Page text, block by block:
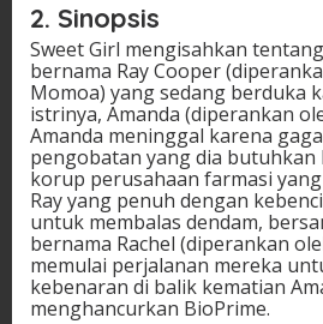
2. Sinopsis
Sweet Girl mengisahkan
bernama Ray Cooper
Momoa) yang sedang berduka
istrinya, Amanda (diperankan
Amanda meninggal karena
pengobatan yang dia butuhkan
korup perusahaan farmasi
Ray yang penuh dengan
untuk membalas dendam,
bernama Rachel (diperankan
memulai perjalanan mereka
kebenaran di balik kematian
menghancurkan BioPrime.